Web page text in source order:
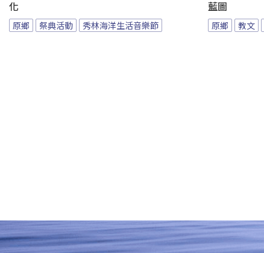
化
原鄉 祭典活動 秀林海洋生活音樂節
藍圖
原鄉 教文